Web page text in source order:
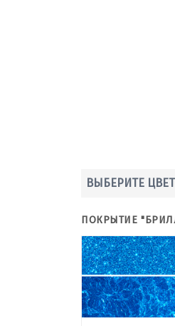
ВЫБЕРИТЕ
ПОКРЫТИЕ